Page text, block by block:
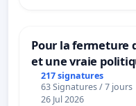
Pour la fermeture
et une vraie
la dépendance
217 signatures
63 Signatures / 7 jours
26 Jul 2026